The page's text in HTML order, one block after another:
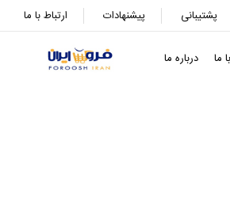
ارتباط با ما پیشنهادات پشتیبانی
ما درباره ما